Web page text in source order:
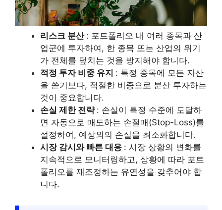
리스크 분산 : 포트폴리오 내 여러 종목과 산
업군에 투자하여, 한 종목 또는 산업의 위기
가 전체를 덮치는 것을 방지해야 합니다.
적정 투자 비중 유지 : 특정 종목에 모든 자산
을 쏟기보다, 적절한 비중으로 분산 투자하는
것이 중요합니다.
손실 제한 전략 : 손실이 특정 수준에 도달하
면 자동으로 매도하는 손절매(Stop-Loss)를
설정하여, 예상외의 손실을 최소화합니다.
시장 감시와 빠른 대응 : 시장 상황의 변화를
지속적으로 모니터링하고, 상황에 따라 포트
폴리오를 재조정하는 유연성을 갖추어야 합
니다.